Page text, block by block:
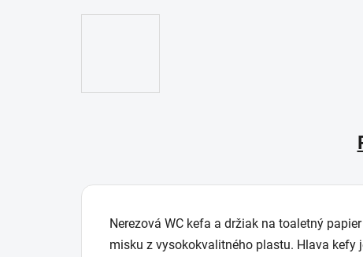
Nerezová WC kefa a držiak na toaletný
misku z vysokokvalitného plastu. Hlava kefy